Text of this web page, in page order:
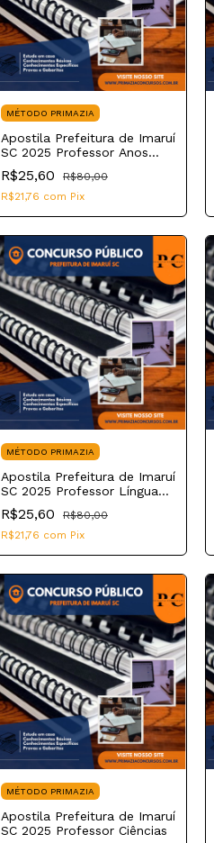
MÉTODO PRIMAZIA
Apostila Prefeitura de Imaruí
SC 2025 Professor Anos
Iniciais
R$25,60
R$80,00
R$21,76 com Pix
MÉTODO PRIMAZIA
Apostila Prefeitura de Imaruí
SC 2025 Professor Língua
Inglesa
R$25,60
R$80,00
R$21,76 com Pix
MÉTODO PRIMAZIA
Apostila Prefeitura de Imaruí
SC 2025 Professor Ciências